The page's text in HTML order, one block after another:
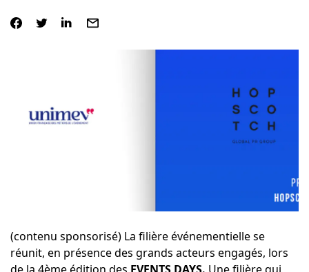
(contenu sponsorisé) La filière événementielle se
réunit, en présence des grands acteurs engagés, lors